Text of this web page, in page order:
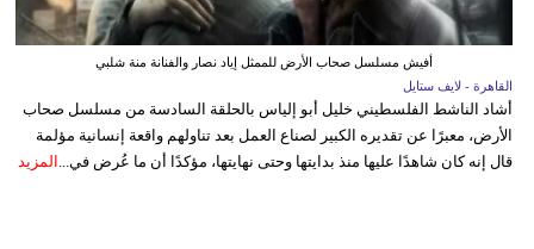
أفيش مسلسل صحاب الأرض للممثل إياد نصار والفنانة منة شلبي
القاهرة - لايف ستايل
أشاد الناشط الفلسطيني خليل أبو إلياس بالحلقة السادسة من مسلسل صحاب
الأرض، معبرًا عن تقديره الكبير لصناع العمل بعد تناولهم واقعة إنسانية مؤلمة
قال إنه كان شاهدًا عليها منذ بدايتها وحتى نهايتها، مؤكدًا أن ما عُرض في... المزيد